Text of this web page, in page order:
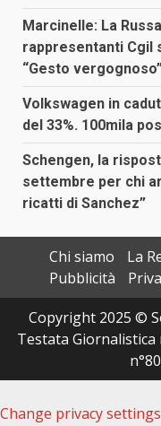
Marcinelle: La
rappresentanti Cgil
“Gesto
Volkswagen in
del 33%. 100mila
Schengen, la
settembre per chi
ricatti di Sanchez”
Chi siamo
La
Pubblicità
Copyright 2025 ©
Testata
Change privacy settings